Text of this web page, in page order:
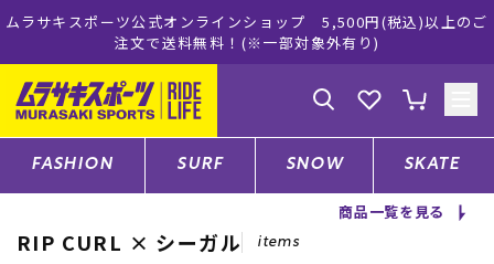
キスポーツ公式オンラインショップ 5,500円(税込)以上のご
注文で送料無料！(※一部対象外有り)
ム
ゲスト様
ログイン 会員登録
店舗一覧
FASHION SURF SNOW SKATE
商品一覧を見る
RIP CURL × シーガル items